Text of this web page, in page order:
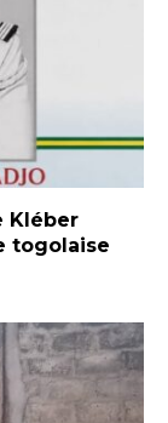
Kléber
togolaise